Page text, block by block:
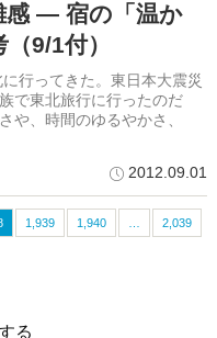
感 ― 宿の「温か
9/1付）
行ってきた。東日本大震災
で東北旅行に行ったのだ
や、時間のゆるやかさ、
2012.09.01
1,939 1,940
2,039
る